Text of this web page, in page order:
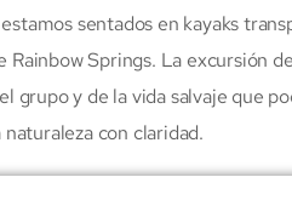
sentados en kayaks
Rainbow Springs. La excursión
grupo y de la vida salvaje que
con claridad.